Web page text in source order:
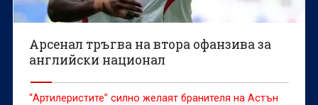
Арсенал тръгва на втора офанзива за
английски национал
“Артилеристите” силно желаят бранителя на Астън